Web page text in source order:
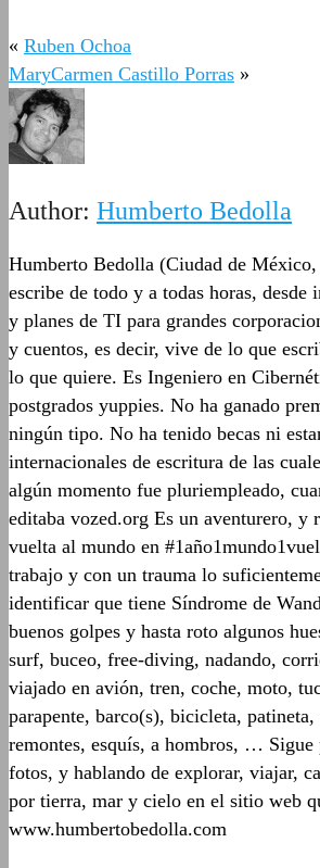
« Ruben Ochoa
MaryCarmen Castillo Porras »
Author: Humberto Bedolla
Humberto Bedolla (Ciudad de
escribe de todo y a todas horas, desde
y planes de TI para grandes
y cuentos, es decir, vive de lo que
lo que quiere. Es Ingeniero en
postgrados yuppies. No ha ganado
ningún tipo. No ha tenido becas ni
internacionales de escritura de las
algún momento fue pluriempleado,
editaba vozed.org Es un aventurero, y
vuelta al mundo en
trabajo y con un trauma lo
identificar que tiene Síndrome de
buenos golpes y hasta roto algunos
surf, buceo, free-diving, nadando,
viajado en avión, tren, coche, moto,
parapente, barco(s), bicicleta,
remontes, esquís, a hombros, …
fotos, y hablando de explorar, viajar,
por tierra, mar y cielo en el sitio web
www.humbertobedolla.com